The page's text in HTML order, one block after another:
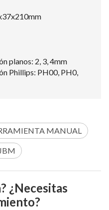
planos: 2, 3, 4mm
Phillips: PH00, PH0,
MANUAL
JBM
¿Necesitas